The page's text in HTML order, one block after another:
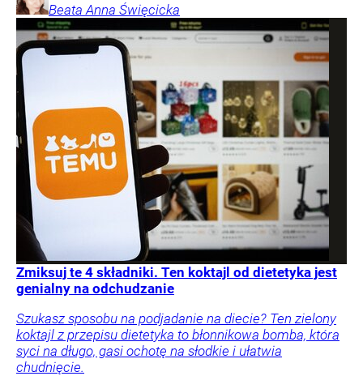
Beata Anna Święcicka
Zmiksuj te 4 składniki. Ten koktajl od dietetyka jest
genialny na odchudzanie
Szukasz sposobu na podjadanie na diecie? Ten zielony
koktajl z przepisu dietetyka to błonnikowa bomba, która
syci na długo, gasi ochotę na słodkie i ułatwia
chudnięcie.